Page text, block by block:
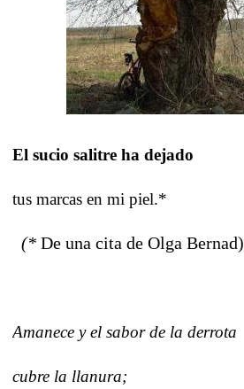
El sucio salitre ha dejado
tus marcas en mi piel.*
(* De una cita de Olga Bernad)
Amanece y el sabor de la derrota
cubre la llanura;